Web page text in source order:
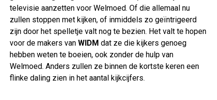
televisie aanzetten voor Welmoed. Of die allemaal nu
zullen stoppen met kijken, of inmiddels zo geïntrigeerd
zijn door het spelletje valt nog te bezien. Het valt te hopen
voor de makers van WIDM dat ze die kijkers genoeg
hebben weten te boeien, ook zonder de hulp van
Welmoed. Anders zullen ze binnen de kortste keren een
flinke daling zien in het aantal kijkcijfers.